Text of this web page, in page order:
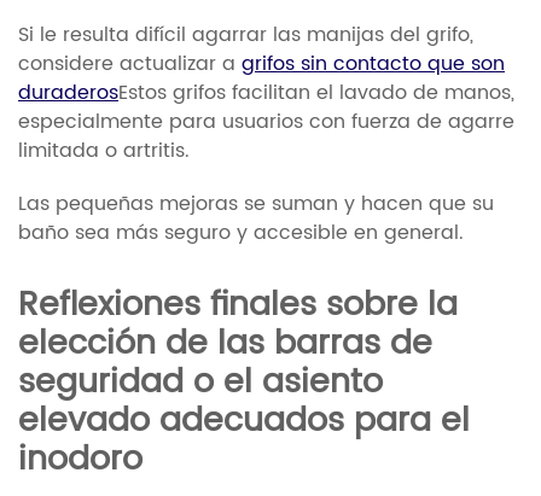
Si le resulta difícil agarrar las manijas del grifo,
considere actualizar a grifos sin contacto que son
duraderosEstos grifos facilitan el lavado de manos,
especialmente para usuarios con fuerza de agarre
limitada o artritis.
Las pequeñas mejoras se suman y hacen que su
baño sea más seguro y accesible en general.
Reflexiones finales sobre la
elección de las barras de
seguridad o el asiento
elevado adecuados para el
inodoro